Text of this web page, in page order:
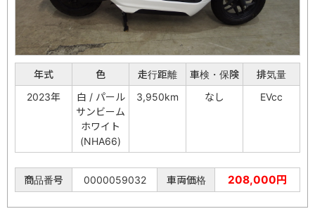
年式 色 走行距離 車検・保険
排気量
2023年
白 / パール
サンビーム
ホワイト
(NHA66)
3,950km なし EVcc
商品番号 0000059032 車両価格 208,000円